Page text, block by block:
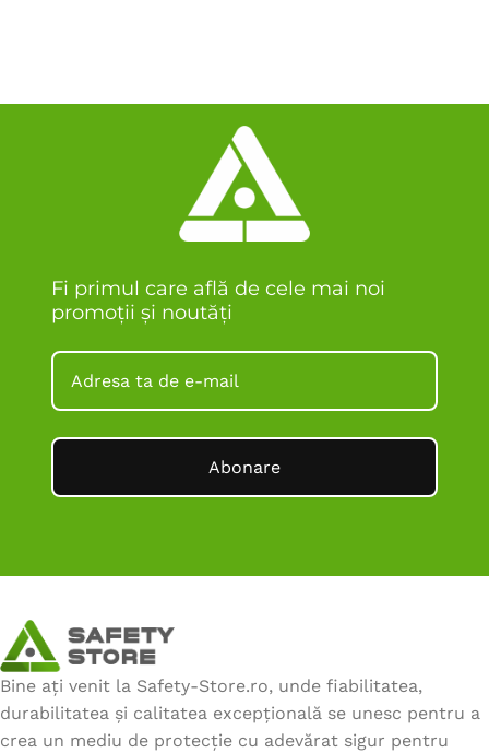
Fi primul care află de cele mai noi
promoții și noutăți
Abonare
Bine ați venit la Safety-Store.ro, unde fiabilitatea,
durabilitatea și calitatea excepțională se unesc pentru a
crea un mediu de protecție cu adevărat sigur pentru